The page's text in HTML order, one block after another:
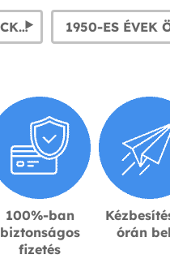
1950-ES ÉVEKBELI RUHÁK: ROCK 'N ROLL JELMEZEK NŐKNEK ÉS A-VONALÚ SZOKNYÁK
100%-ban
biztonságos
fizetés
órán